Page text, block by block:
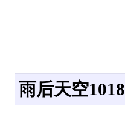
雨后天空1018